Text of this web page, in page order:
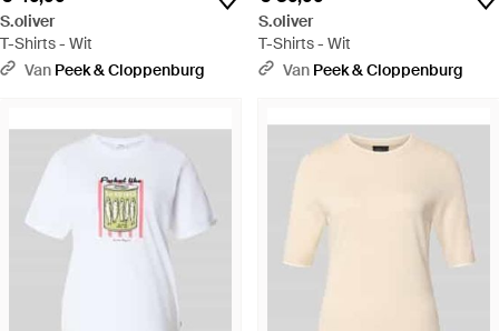
S.oliver
T-Shirts - Wit
Van Peek & Cloppenburg
S.oliver
T-Shirts - Wit
Van Peek & Cloppenburg